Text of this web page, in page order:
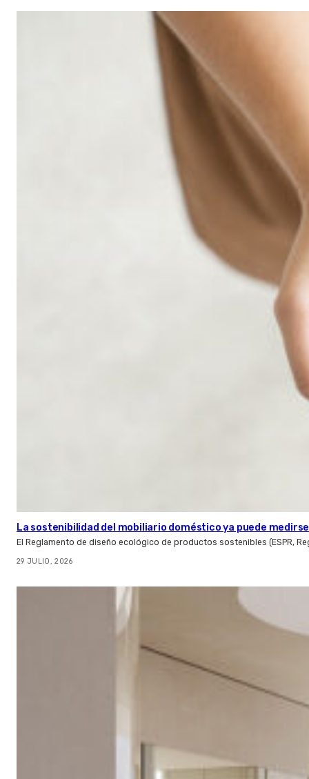
La sostenibilidad del mobiliario doméstico ya puede
El Reglamento de diseño ecológico de productos sostenibles (ESPR,
29 JULIO, 2026